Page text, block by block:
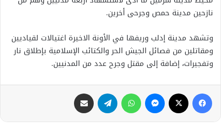
نازحين مدينة حمص وجرحى أخرين.
وتشهد مدينة إدلب وريفها في الأونة الاخيرة اغتيالات لقياديين
ومقاتلين من فصائل الجيش الحر والكتائب الإسلامية بإطلاق نار
وتفجيرات، إضافة إلى مقتل وجرح عدد من المدنيين.
فيسبوك ماسنجر واتساب تيلقرام